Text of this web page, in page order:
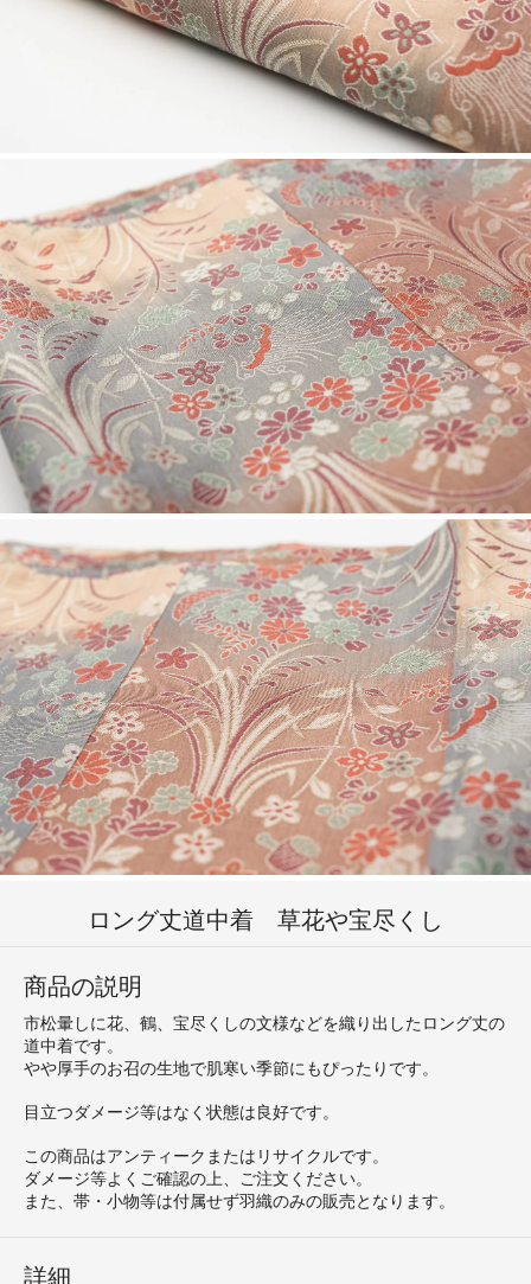
ロング丈道中着 草花や宝尽くし
商品の説明
市松暈しに花、鶴、宝尽くしの文様などを織り出したロング丈の
道中着です。
やや厚手のお召の生地で肌寒い季節にもぴったりです。
目立つダメージ等はなく状態は良好です。
この商品はアンティークまたはリサイクルです。
ダメージ等よくご確認の上、ご注文ください。
また、帯・小物等は付属せず羽織のみの販売となります。
詳細